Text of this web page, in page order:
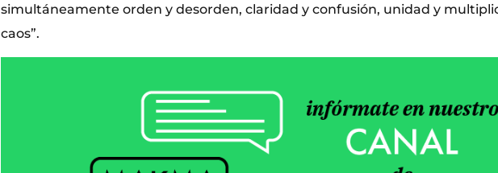
simultáneamente orden y desorden, claridad y confusión, unidad y
caos”.